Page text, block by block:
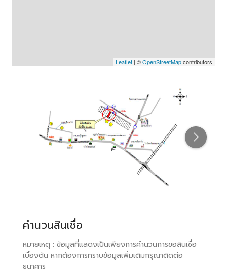
Leaflet | ©OpenStreetMapcontributors
คำนวนสินเชื่อ
หมายเหตุ : ข้อมูลที่แสดงเป็นเพียงการคำนวนการขอสินเชื่อ
เบื้องต้น หากต้องการทราบข้อมูลเพิ่มเติมกรุณาติดต่อ
ธนาคาร